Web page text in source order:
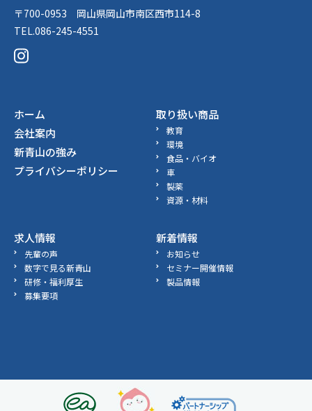
〒700-0953 岡山県岡山市南区西市114-8
TEL.086-245-4551
ホーム
会社案内
新青山の強み
プライバシーポリシー
取り扱い商品
教育
環境
食品・バイオ
車
製薬
資源・材料
求人情報
先輩の声
数字で見る新青山
研修・福利厚生
募集要項
新着情報
お知らせ
セミナー開催情報
製品情報